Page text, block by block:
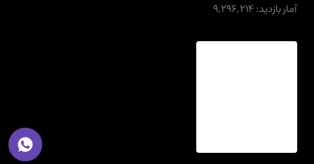
آمار بازدید: 9,296,214